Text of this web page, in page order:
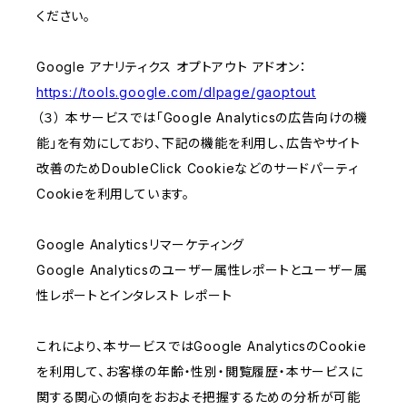
ください。
Google アナリティクス オプトアウト アドオン：
https://tools.google.com/dlpage/gaoptout
（３） 本サービスでは「Google Analyticsの広告向けの機
能」を有効にしており、下記の機能を利用し、広告やサイト
改善のためDoubleClick Cookieなどのサードパーティ
Cookieを利用しています。
Google Analyticsリマーケティング
Google Analyticsのユーザー属性レポートとユーザー属
性レポートとインタレスト レポート
これにより、本サービスではGoogle AnalyticsのCookie
を利用して、お客様の年齢・性別・閲覧履歴・本サービスに
関する関心の傾向をおおよそ把握するための分析が可能